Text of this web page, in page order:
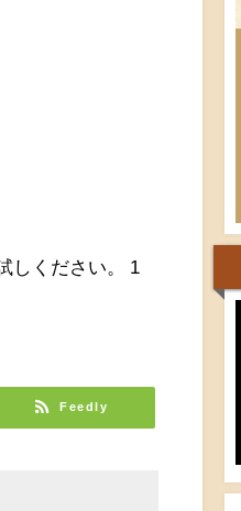
しください。 1
Feedly